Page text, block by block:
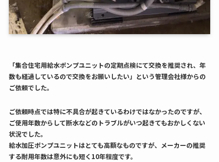
「集合住宅用給水ポンプユニットの定期点検にて交換を推奨され、年
数も経過しているので交換をお願いしたい」という管理会社様からの
ご依頼でした。
ご依頼時点では特に不具合が起きているわけではなかったのですが、
ご使用年数からして断水などのトラブルがいつ起きてもおかしくない
状況でした。
給水加圧ポンプユニットはとても高額なものですが、メーカーの推奨
する耐用年数は意外にも短く10年程度です。